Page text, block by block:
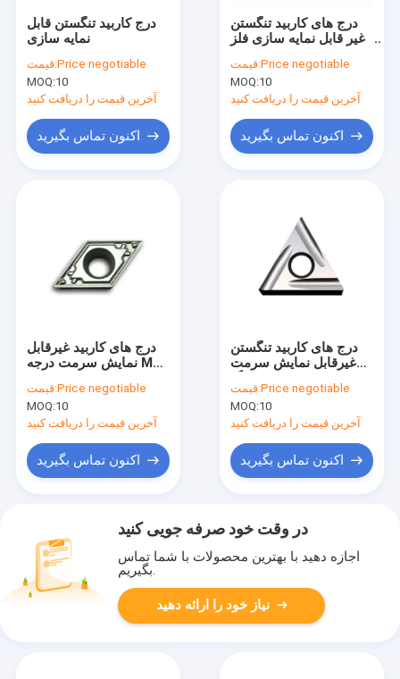
درج کاربید تنگستن قابل
نمایه سازی
قیمت:Price negotiable
MOQ:10
آخرین قیمت را دریافت کنید
اکنون تماس بگیرید
درج های کاربید تنگستن
غیر قابل نمایه سازی فلز
تراشکاری
قیمت:Price negotiable
MOQ:10
آخرین قیمت را دریافت کنید
اکنون تماس بگیرید
درج های کاربید غیرقابل
نمایش سرمت درجه M
قیمت:Price negotiable
MOQ:10
آخرین قیمت را دریافت کنید
اکنون تماس بگیرید
درج های کاربید تنگستن
غیرقابل نمایش سرمت
قیمت:Price negotiable
MOQ:10
آخرین قیمت را دریافت کنید
اکنون تماس بگیرید
در وقت خود صرفه جویی کنید
اجازه دهید با بهترین محصولات با شما تماس
بگیریم.
نیاز خود را ارائه دهید